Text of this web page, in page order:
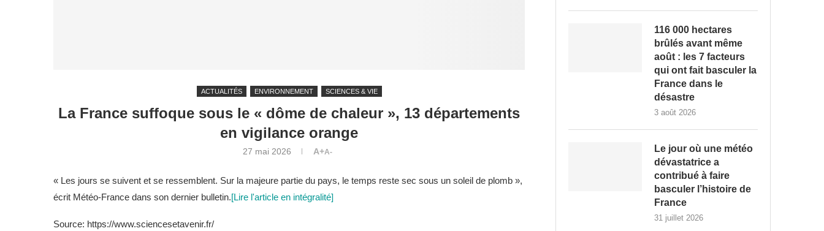
ACTUALITÉS ENVIRONNEMENT SCIENCES & VIE
La France suffoque sous le « dôme de chaleur », 13 départements
en vigilance orange
27 mai 2026 A+A-
« Les jours se suivent et se ressemblent. Sur la majeure partie du pays, le temps reste sec sous un soleil de plomb »,
écrit Météo-France dans son dernier bulletin.[Lire l'article en intégralité]
Source: https://www.sciencesetavenir.fr/
116 000 hectares
brûlés avant même
août : les 7 facteurs
qui ont fait basculer la
France dans le
désastre
3 août 2026
Le jour où une météo
dévastatrice a
contribué à faire
basculer l’histoire de
France
31 juillet 2026